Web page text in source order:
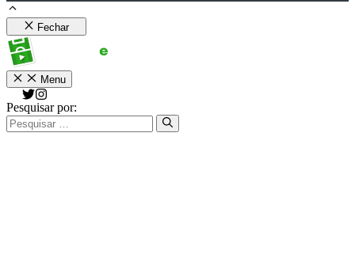
Fechar
Menu
Pesquisar por: